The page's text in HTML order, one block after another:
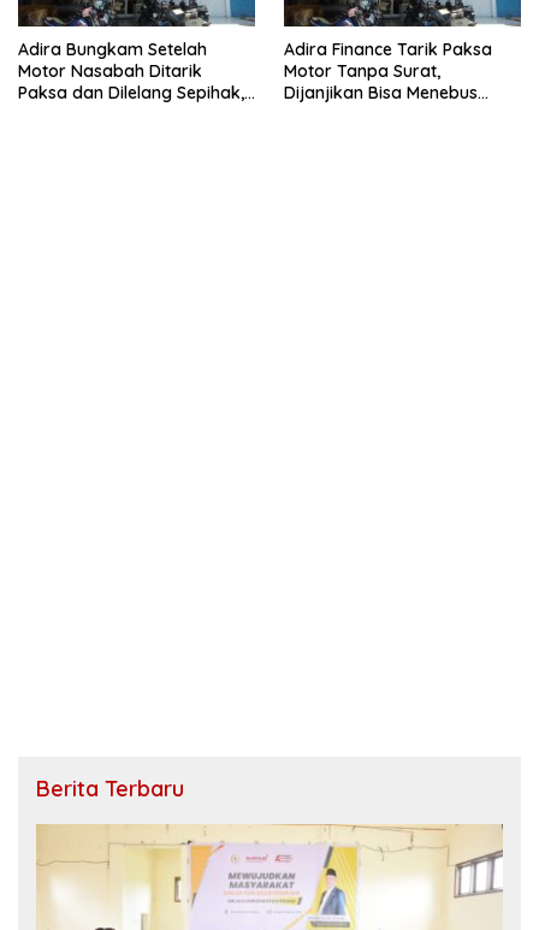
Adira Bungkam Setelah
Motor Nasabah Ditarik
Paksa dan Dilelang Sepihak,
Adira Finance Tarik Paksa
Motor Tanpa Surat,
Dijanjikan Bisa Menebus
Berita Terbaru